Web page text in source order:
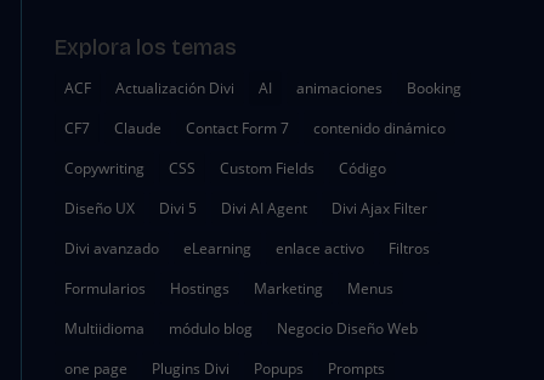
Explora los temas
ACF Actualización Divi AI animaciones
Booking
CF7
Claude Contact Form 7
contenido dinámico
Copywriting
CSS Custom Fields
Código
Diseño UX
Divi 5 Divi AI Agent
Divi Ajax Filter
Divi avanzado
eLearning enlace activo
Filtros
Formularios
Hostings Marketing
Menus
Multiidioma
módulo blog
Negocio Diseño Web
one page
Plugins Divi Popups
Prompts